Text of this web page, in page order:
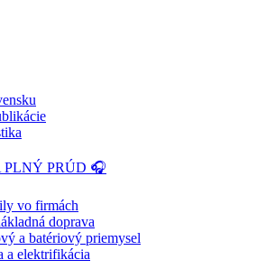
PLNÝ PRÚD 🎧
vo firmách
doprava
a batériový priemysel
a elektrifikácia